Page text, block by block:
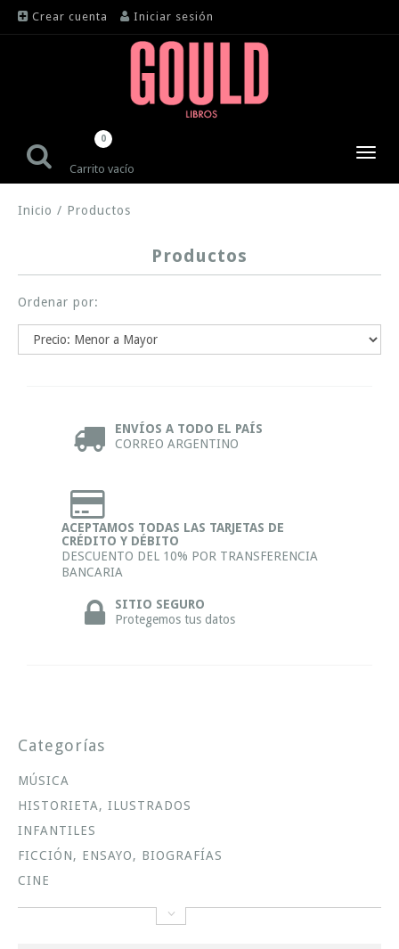
Crear cuenta Iniciar sesión
Carrito vacío
0
Inicio / Productos
Productos
Ordenar por:
ENVÍOS A TODO EL PAÍS
CORREO ARGENTINO
ACEPTAMOS TODAS LAS TARJETAS DE
CRÉDITO Y DÉBITO
DESCUENTO DEL 10% POR TRANSFERENCIA
BANCARIA
SITIO SEGURO
Protegemos tus datos
Categorías
MÚSICA
HISTORIETA, ILUSTRADOS
INFANTILES
FICCIÓN, ENSAYO, BIOGRAFÍAS
CINE